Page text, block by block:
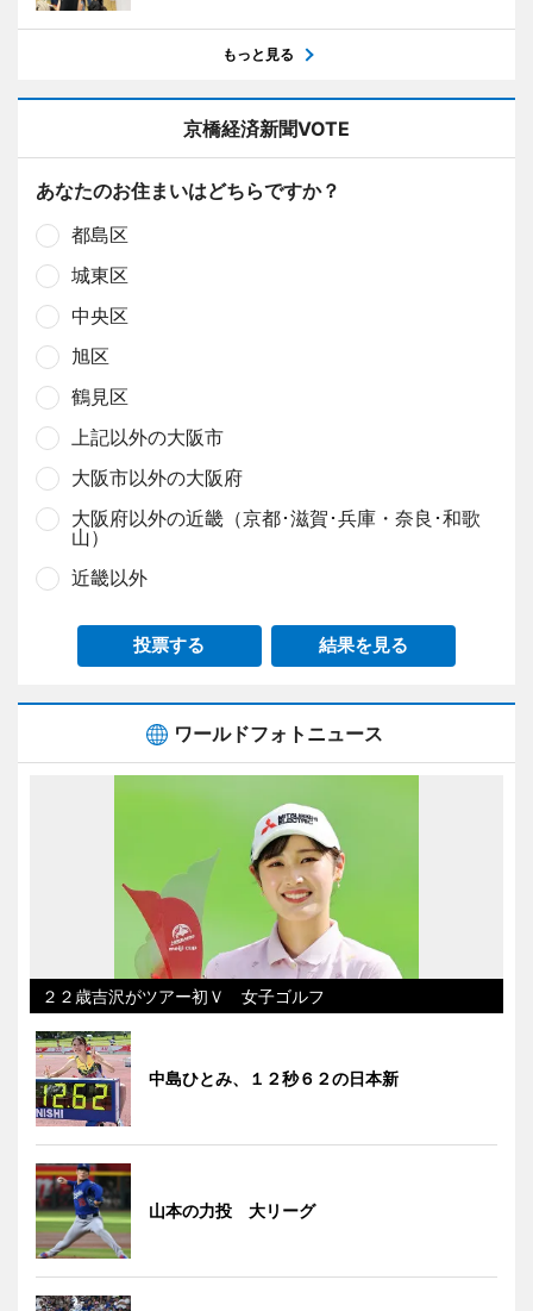
もっと見る
京橋経済新聞VOTE
あなたのお住まいはどちらですか？
都島区
城東区
中央区
旭区
鶴見区
上記以外の大阪市
大阪市以外の大阪府
大阪府以外の近畿（京都･滋賀･兵庫・奈良･和歌
山）
近畿以外
投票する 結果を見る
ワールドフォトニュース
２２歳吉沢がツアー初Ｖ 女子ゴルフ
中島ひとみ、１２秒６２の日本新
山本の力投 大リーグ